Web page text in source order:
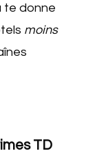
te donne
moins
TD